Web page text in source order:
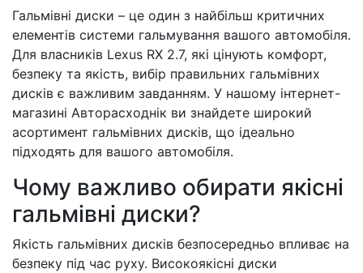
Гальмівні диски – це один з найбільш критичних
елементів системи гальмування вашого автомобіля.
Для власників Lexus RX 2.7, які цінують комфорт,
безпеку та якість, вибір правильних гальмівних
дисків є важливим завданням. У нашому інтернет-
магазині Авторасходнік ви знайдете широкий
асортимент гальмівних дисків, що ідеально
підходять для вашого автомобіля.
Чому важливо обирати якісні
гальмівні диски?
Якість гальмівних дисків безпосередньо впливає на
безпеку під час руху. Високоякісні диски